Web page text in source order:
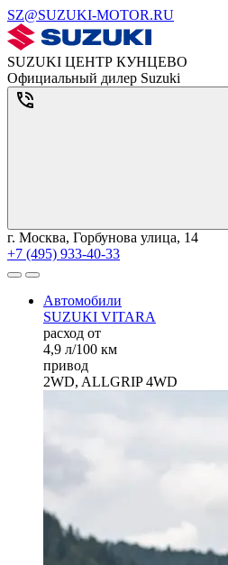
SZ@SUZUKI-MOTOR.RU
SUZUKI ЦЕНТР КУНЦЕВО
Официальный дилер Suzuki
г. Москва, Горбунова улица, 14
+7 (495) 933-40-33
Автомобили
SUZUKI VITARA
расход от
4,9 л/100 км
привод
2WD, ALLGRIP 4WD